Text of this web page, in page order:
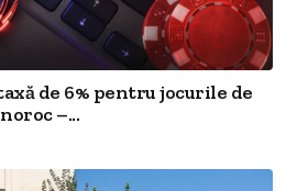
de 6% pentru jocurile de
noroc –...